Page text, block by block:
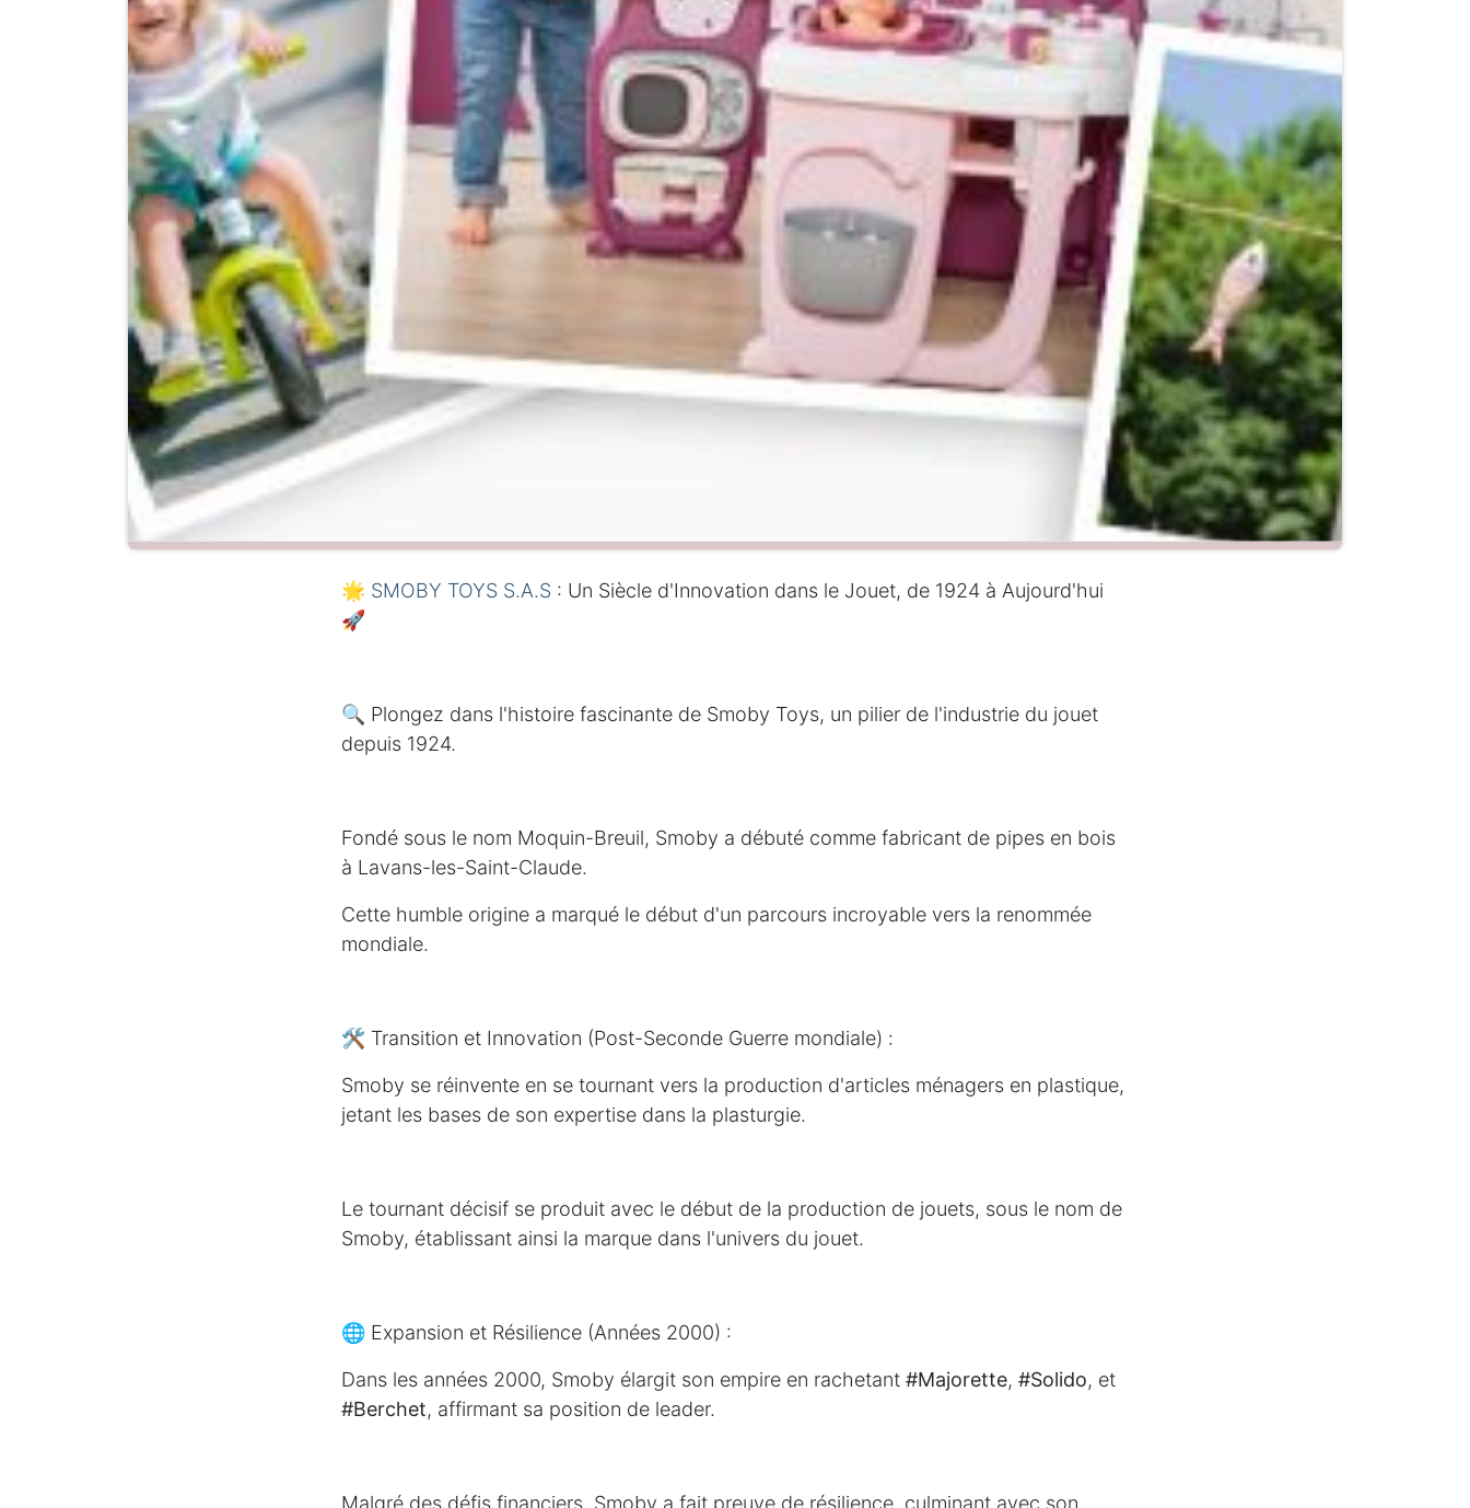
🌟 SMOBY TOYS S.A.S : Un Siècle d'Innovation dans le Jouet, de 1924 à Aujourd'hui
🚀
🔍 Plongez dans l'histoire fascinante de Smoby Toys, un pilier de l'industrie du jouet
depuis 1924.
Fondé sous le nom Moquin-Breuil, Smoby a débuté comme fabricant de pipes en bois
à Lavans-les-Saint-Claude.
Cette humble origine a marqué le début d'un parcours incroyable vers la renommée
mondiale.
🛠️ Transition et Innovation (Post-Seconde Guerre mondiale) :
Smoby se réinvente en se tournant vers la production d'articles ménagers en plastique,
jetant les bases de son expertise dans la plasturgie.
Le tournant décisif se produit avec le début de la production de jouets, sous le nom de
Smoby, établissant ainsi la marque dans l'univers du jouet.
🌐 Expansion et Résilience (Années 2000) :
Dans les années 2000, Smoby élargit son empire en rachetant #Majorette, #Solido, et
#Berchet, affirmant sa position de leader.